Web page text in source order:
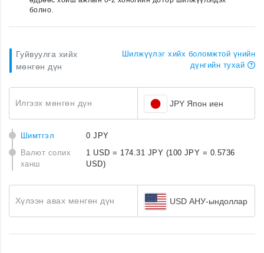
болно.
Гуйвуулга хийх
мөнгөн дүн
Шилжүүлэг хийх боломжтой үнийн
дүнгийн тухай
Илгээх мөнгөн дүн JPY Япон иен
Шимтгэл
0 JPY
Валют солих
ханш
1 USD = 174.31 JPY (100 JPY = 0.5736
USD)
Хүлээн авах мөнгөн дүн USD АНУ-ындоллар